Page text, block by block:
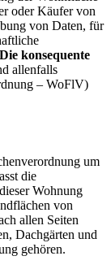
oder Käufer von
von Daten, für
Die konsequente
allenfalls
– WoFlV)
um
die
Wohnung
von
allen Seiten
Dachgärten und
gehören.